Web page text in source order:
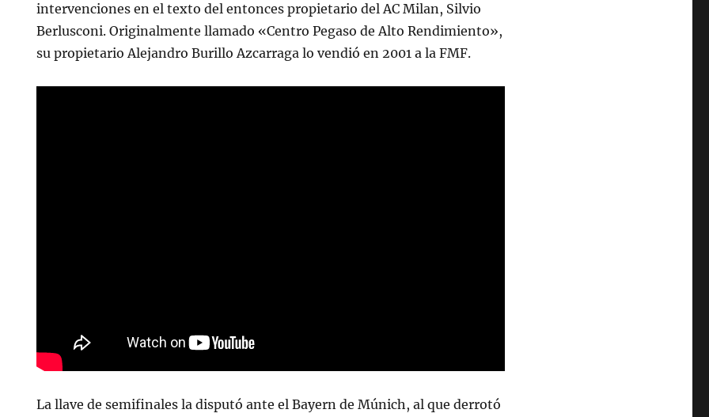
intervenciones en el texto del entonces propietario del AC Milan, Silvio
Berlusconi. Originalmente llamado «Centro Pegaso de Alto Rendimiento»,
su propietario Alejandro Burillo Azcarraga lo vendió en 2001 a la FMF.
La llave de semifinales la disputó ante el Bayern de Múnich, al que derrotó